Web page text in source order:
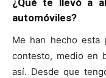
automóviles?
Me han hecho esta
contesto, medio en
así. Desde que